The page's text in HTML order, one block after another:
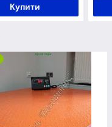
Купити